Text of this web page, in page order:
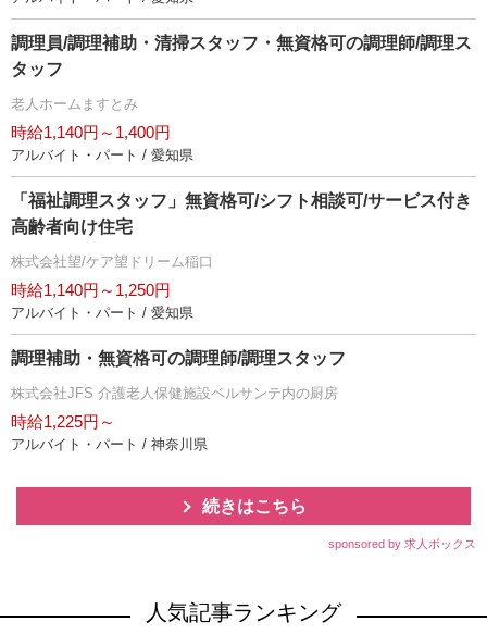
調理員/調理補助・清掃スタッフ・無資格可の調理師/調理ス
タッフ
老人ホームますとみ
時給1,140円～1,400円
アルバイト・パート / 愛知県
「福祉調理スタッフ」無資格可/シフト相談可/サービス付き
高齢者向け住宅
株式会社望/ケア望ドリーム稲口
時給1,140円～1,250円
アルバイト・パート / 愛知県
調理補助・無資格可の調理師/調理スタッフ
株式会社JFS 介護老人保健施設ベルサンテ内の厨房
時給1,225円～
アルバイト・パート / 神奈川県
続きはこちら
sponsored by 求人ボックス
人気記事ランキング